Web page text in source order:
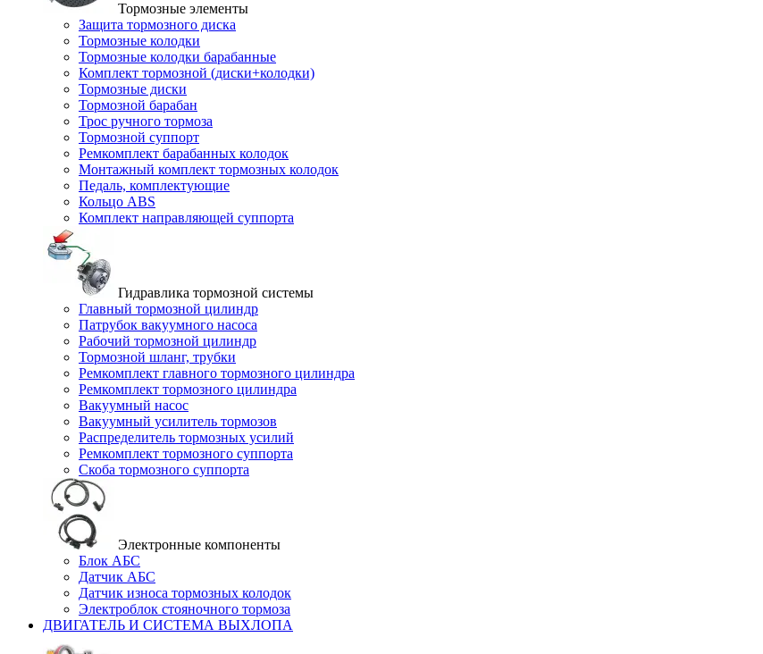
Тормозные элементы
Защита тормозного диска
Тормозные колодки
Тормозные колодки барабанные
Комплект тормозной (диски+колодки)
Тормозные диски
Тормозной барабан
Трос ручного тормоза
Тормозной суппорт
Ремкомплект барабанных колодок
Монтажный комплект тормозных колодок
Педаль, комплектующие
Кольцо ABS
Комплект направляющей суппорта
Гидравлика тормозной системы
Главный тормозной цилиндр
Патрубок вакуумного насоса
Рабочий тормозной цилиндр
Тормозной шланг, трубки
Ремкомплект главного тормозного цилиндра
Ремкомплект тормозного цилиндра
Вакуумный насос
Вакуумный усилитель тормозов
Распределитель тормозных усилий
Ремкомплект тормозного суппорта
Скоба тормозного суппорта
Электронные компоненты
Блок АБС
Датчик АБС
Датчик износа тормозных колодок
Электроблок стояночного тормоза
ДВИГАТЕЛЬ И СИСТЕМА ВЫХЛОПА